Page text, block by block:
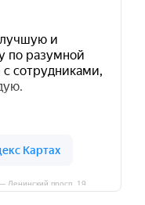
Ленинский просп.,19